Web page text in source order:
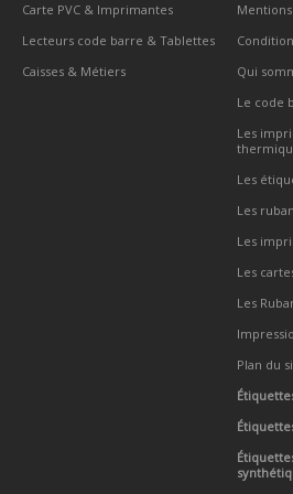
Carte PVC & Imprimantes
Lecteurs code barre & Tablettes
Caisses & Métiers
Qui
Le code
Les
Les
Les
Les
Les
Les
Plan du